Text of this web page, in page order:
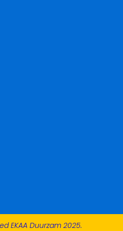
EKAA Duurzam 2025.